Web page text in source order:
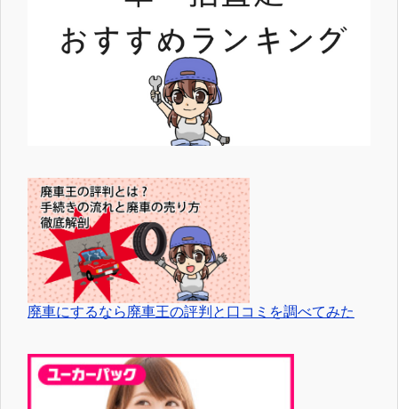
廃車にするなら廃車王の評判と口コミを調べてみた